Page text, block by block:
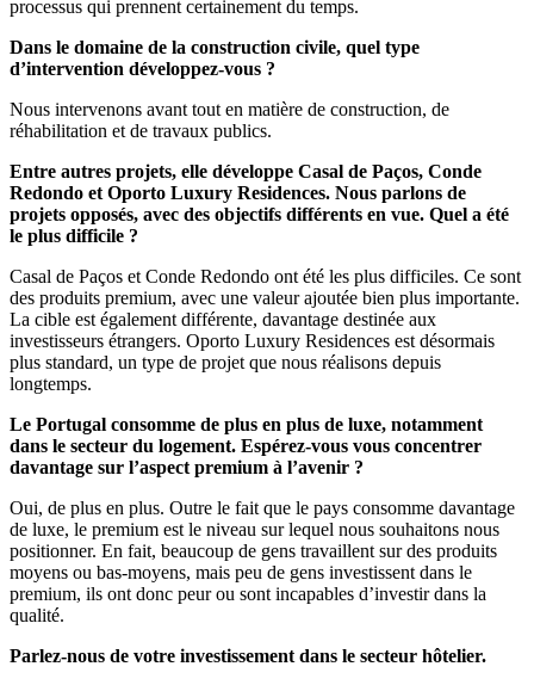
processus qui prennent certainement du temps.
Dans le domaine de la construction civile, quel type
d’intervention développez-vous ?
Nous intervenons avant tout en matière de construction, de
réhabilitation et de travaux publics.
Entre autres projets, elle développe Casal de Paços, Conde
Redondo et Oporto Luxury Residences. Nous parlons de
projets opposés, avec des objectifs différents en vue. Quel a été
le plus difficile ?
Casal de Paços et Conde Redondo ont été les plus difficiles. Ce sont
des produits premium, avec une valeur ajoutée bien plus importante.
La cible est également différente, davantage destinée aux
investisseurs étrangers. Oporto Luxury Residences est désormais
plus standard, un type de projet que nous réalisons depuis
longtemps.
Le Portugal consomme de plus en plus de luxe, notamment
dans le secteur du logement. Espérez-vous vous concentrer
davantage sur l’aspect premium à l’avenir ?
Oui, de plus en plus. Outre le fait que le pays consomme davantage
de luxe, le premium est le niveau sur lequel nous souhaitons nous
positionner. En fait, beaucoup de gens travaillent sur des produits
moyens ou bas-moyens, mais peu de gens investissent dans le
premium, ils ont donc peur ou sont incapables d’investir dans la
qualité.
Parlez-nous de votre investissement dans le secteur hôtelier.